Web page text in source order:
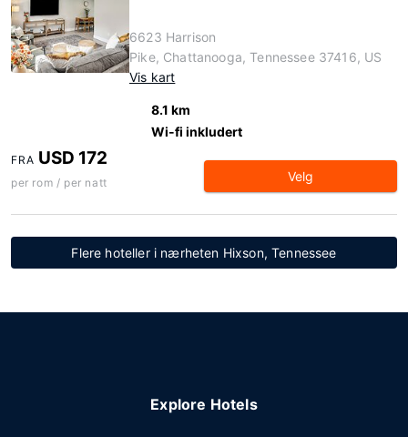
6623 Harrison
Pike, Chattanooga, Tennessee 37416, US
Vis kart
8.1 km
Wi-fi inkludert
FRA USD 172
per rom / per natt Velg
Flere hoteller i nærheten Hixson, Tennessee
Explore Hotels